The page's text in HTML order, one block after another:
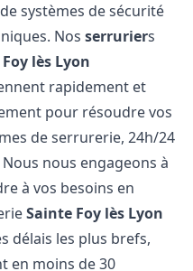
systèmes de sécurité
Nosserruriers
lès Lyon
rapidement et
pour résoudre vos
de serrurerie, 24h/24
nous engageons à
à vos besoins en
Sainte Foy lès Lyon
délais les plus brefs,
en moins de 30